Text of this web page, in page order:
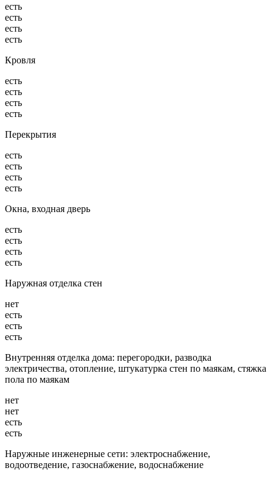
есть
есть
есть
есть
Кровля
есть
есть
есть
есть
Перекрытия
есть
есть
есть
есть
Окна, входная дверь
есть
есть
есть
есть
Наружная отделка стен
нет
есть
есть
есть
Внутренняя отделка дома: перегородки, разводка
электричества, отопление, штукатурка стен по маякам, стяжка
пола по маякам
нет
нет
есть
есть
Наружные инженерные сети: электроснабжение,
водоотведение, газоснабжение, водоснабжение